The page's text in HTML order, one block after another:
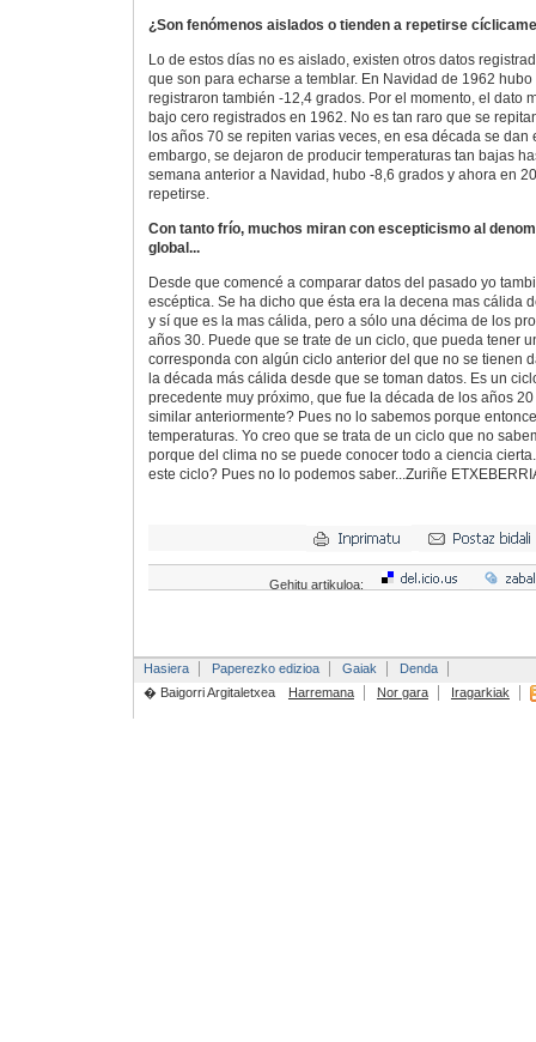
¿Son fenómenos aislados o tienden a repetirse
Lo de estos días no es aislado, existen otros datos
que son para echarse a temblar. En Navidad de 1962
registraron también -12,4 grados. Por el momento, el dato
bajo cero registrados en 1962. No es tan raro que se
los años 70 se repiten varias veces, en esa década se dan
embargo, se dejaron de producir temperaturas tan bajas
semana anterior a Navidad, hubo -8,6 grados y ahora en
repetirse.
Con tanto frío, muchos miran con escepticismo al
global...
Desde que comencé a comparar datos del pasado yo
escéptica. Se ha dicho que ésta era la decena mas cálida
y sí que es la mas cálida, pero a sólo una décima de los
años 30. Puede que se trate de un ciclo, que pueda tener
corresponda con algún ciclo anterior del que no se tienen
la década más cálida desde que se toman datos. Es un
precedente muy próximo, que fue la década de los años
similar anteriormente? Pues no lo sabemos porque
temperaturas. Yo creo que se trata de un ciclo que no
porque del clima no se puede conocer todo a ciencia
este ciclo? Pues no lo podemos saber...Zuriñe
Gehitu artikuloa:
Hasiera Paperezko edizioa Gaiak
Denda
� Baigorri Argitaletxea
Harremana Nor gara Iragarkiak